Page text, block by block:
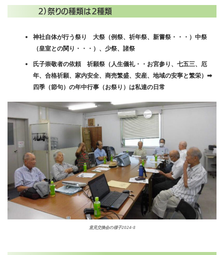
２）祭りの種類は２種類
神社自体が行う祭り 大祭（例祭、祈年祭、新嘗祭・・・）中祭
（皇室との関り・・・）、少祭、諸祭
氏子崇敬者の依頼 祈願祭（人生儀礼・・お宮参り、七五三、厄
年、合格祈願、家内安全、商売繁盛、安産、地域の安寧と繁栄）➡
四季（節句）の年中行事（お祭り）は私達の日常
意見交換会の様子2024-8